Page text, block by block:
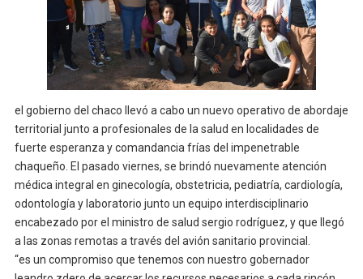
el gobierno del chaco llevó a cabo un nuevo operativo de abordaje
territorial junto a profesionales de la salud en localidades de
fuerte esperanza y comandancia frías del impenetrable
chaqueño. El pasado viernes, se brindó nuevamente atención
médica integral en ginecología, obstetricia, pediatría, cardiología,
odontología y laboratorio junto un equipo interdisciplinario
encabezado por el ministro de salud sergio rodríguez, y que llegó
a las zonas remotas a través del avión sanitario provincial.
“es un compromiso que tenemos con nuestro gobernador